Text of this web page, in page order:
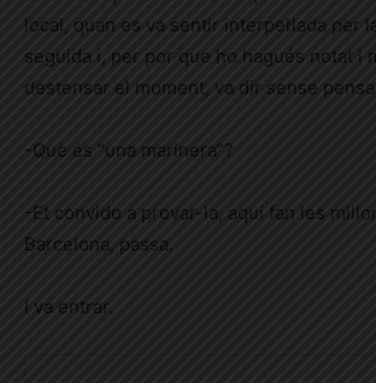
local, quan es va sentir interpel·lada per
seguida i, per por que ho hagués notat i
destensar el moment, va dir sense
-Què és “una marinera”?
-Et convido a provar-la, aquí fan les
Barcelona, passa.
I va entrar.